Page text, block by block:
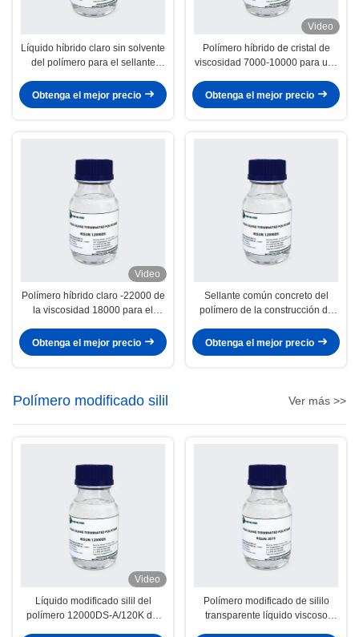
Líquido híbrido claro sin solvente
del polímero para el sellante
Obtenga el mejor precio
Video
Polímero híbrido de cristal de
viscosidad 7000-10000 para uso
selladores adhesivos
Obtenga el mejor precio
Video
Polímero híbrido claro -22000 de
la viscosidad 18000 para el
Obtenga el mejor precio
Sellante común concreto del
polímero de la construcción de
uso
Obtenga el mejor precio
Polímero modificado silil Ver más >>
Video
Líquido modificado silil del
polímero 12000DS-A/120K del
Polímero modificado de sililo
transparente líquido viscoso